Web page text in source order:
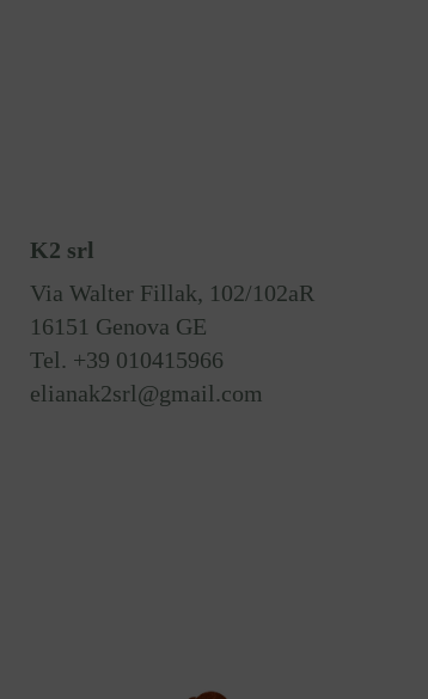
K2 srl
Via Walter Fillak, 102/102aR
16151 Genova GE
Tel. +39 010415966
elianak2srl@gmail.com